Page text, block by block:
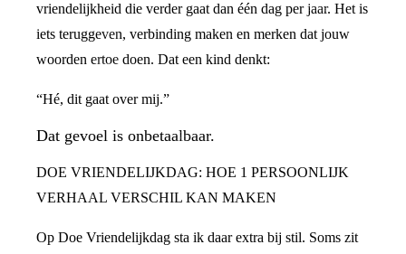
vriendelijkheid die verder gaat dan één dag per jaar. Het is
iets teruggeven, verbinding maken en merken dat jouw
woorden ertoe doen. Dat een kind denkt:
“Hé, dit gaat over mij.”
Dat gevoel is onbetaalbaar.
DOE VRIENDELIJKDAG: HOE 1 PERSOONLIJK
VERHAAL VERSCHIL KAN MAKEN
Op Doe Vriendelijkdag sta ik daar extra bij stil. Soms zit